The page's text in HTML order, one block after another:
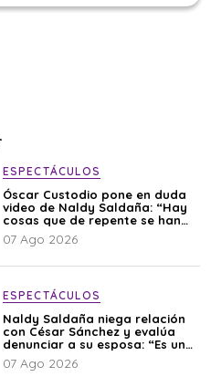
ESPECTÁCULOS
Óscar Custodio pone en duda
video de Naldy Saldaña: “Hay
cosas que de repente se han
editado”
07 Ago 2026
ESPECTÁCULOS
Naldy Saldaña niega relación
con César Sánchez y evalúa
denunciar a su esposa: “Es una
difamación”
07 Ago 2026